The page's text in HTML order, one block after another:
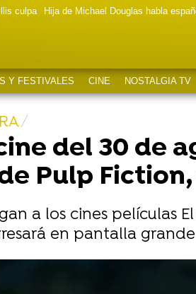
culpa Hija de Michael Douglas habla
Y FESTIVALES CINE NOSTALGIA TV
del 30 de
Pulp
a los cines películas
en pantalla